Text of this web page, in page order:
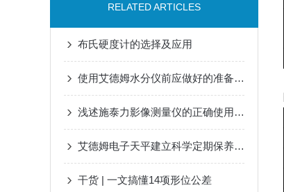
RELATED ARTICLES
布氏硬度计的选择及应用
使用艾德姆水分仪前应做好的准备工作介绍
浅述施泰力影像测量仪的正确使用方法
艾德姆电子天平建立科学定期保养机制的重要性分享
干货 | 一文搞懂14项形位公差